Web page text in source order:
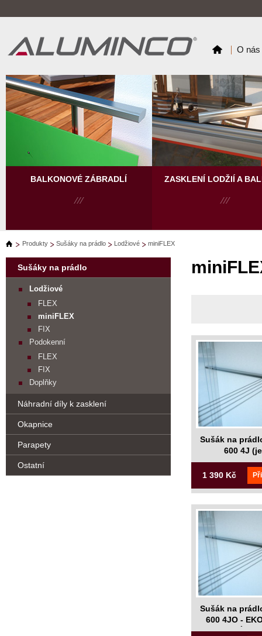
O nás
BALKONOVÉ ZÁBRADLÍ ZASKLENÍ LODŽIÍ A
Produkty Sušáky na prádlo Lodžiové miniFLEX
Sušáky na prádlo
Lodžiové
FLEX
miniFLEX
FIX
Podokenní
FLEX
FIX
Doplňky
Náhradní díly k zasklení
Okapnice
Parapety
Ostatní
Sušák na
600 4J
1 390 Kč
Sušák na
600 4JO -
BALENÍ